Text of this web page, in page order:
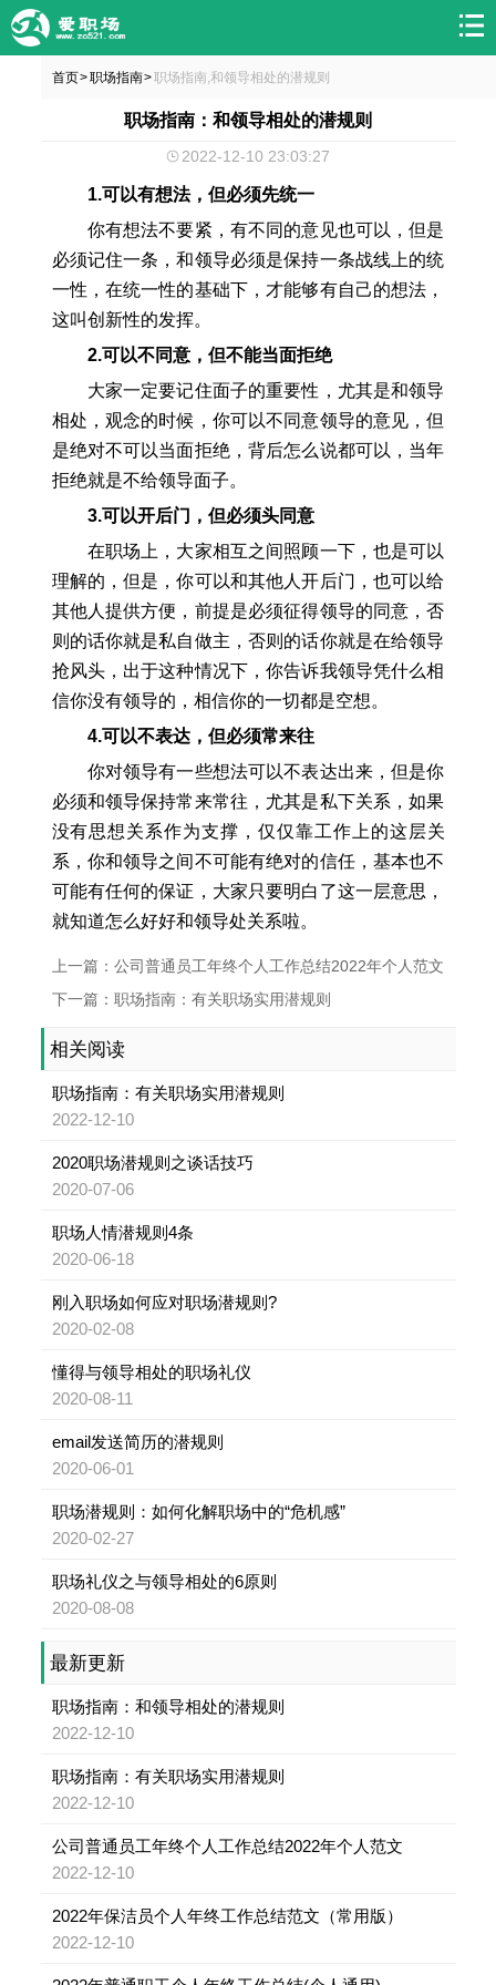
首页>职场指南>职场指南,和领导相处的潜规则
职场指南：和领导相处的潜规则
2022-12-10 23:03:27
1.可以有想法，但必须先统一
你有想法不要紧，有不同的意见也可以，但是
必须记住一条，和领导必须是保持一条战线上的统
一性，在统一性的基础下，才能够有自己的想法，
这叫创新性的发挥。
2.可以不同意，但不能当面拒绝
大家一定要记住面子的重要性，尤其是和领导
相处，观念的时候，你可以不同意领导的意见，但
是绝对不可以当面拒绝，背后怎么说都可以，当年
拒绝就是不给领导面子。
3.可以开后门，但必须头同意
在职场上，大家相互之间照顾一下，也是可以
理解的，但是，你可以和其他人开后门，也可以给
其他人提供方便，前提是必须征得领导的同意，否
则的话你就是私自做主，否则的话你就是在给领导
抢风头，出于这种情况下，你告诉我领导凭什么相
信你没有领导的，相信你的一切都是空想。
4.可以不表达，但必须常来往
你对领导有一些想法可以不表达出来，但是你
必须和领导保持常来常往，尤其是私下关系，如果
没有思想关系作为支撑，仅仅靠工作上的这层关
系，你和领导之间不可能有绝对的信任，基本也不
可能有任何的保证，大家只要明白了这一层意思，
就知道怎么好好和领导处关系啦。
上一篇：公司普通员工年终个人工作总结2022年个人范文
下一篇：职场指南：有关职场实用潜规则
相关阅读
职场指南：有关职场实用潜规则
2022-12-10
2020职场潜规则之谈话技巧
2020-07-06
职场人情潜规则4条
2020-06-18
刚入职场如何应对职场潜规则?
2020-02-08
懂得与领导相处的职场礼仪
2020-08-11
email发送简历的潜规则
2020-06-01
职场潜规则：如何化解职场中的“危机感”
2020-02-27
职场礼仪之与领导相处的6原则
2020-08-08
最新更新
职场指南：和领导相处的潜规则
2022-12-10
职场指南：有关职场实用潜规则
2022-12-10
公司普通员工年终个人工作总结2022年个人范文
2022-12-10
2022年保洁员个人年终工作总结范文（常用版）
2022-12-10